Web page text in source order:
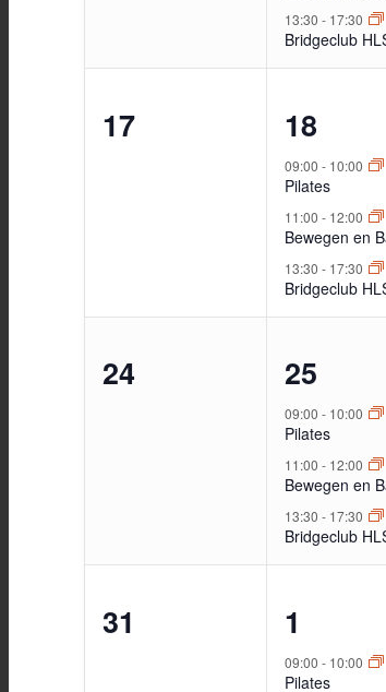
13:30- 17:30
Bridgeclub
0
evenementen,
17
3
18
09:00- 10:00
Pilates
11:00- 12:00
Bewegen en
13:30- 17:30
Bridgeclub
0
evenementen,
24
3
25
09:00- 10:00
Pilates
11:00- 12:00
Bewegen en
13:30- 17:30
Bridgeclub
0
evenementen,
31
3
1
09:00- 10:00
Pilates